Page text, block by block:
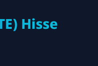
Hisse